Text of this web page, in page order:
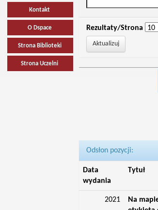
Kontakt
O Dspace
Strona Biblioteki
Strona Uczelni
Rezultaty/Strona
Odsłon pozycji:
Data
wydania
Tytuł
2021
Na